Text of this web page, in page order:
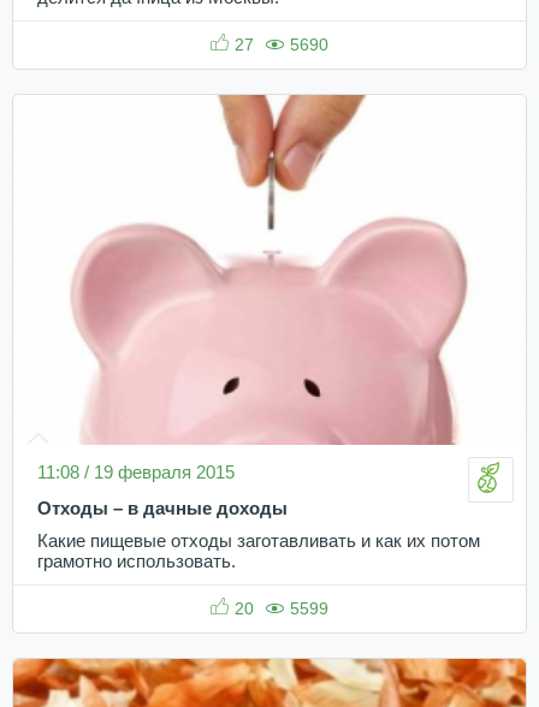
27 5690
11:08 / 19 февраля 2015
Отходы – в дачные доходы
Какие пищевые отходы заготавливать и как их потом
грамотно использовать.
20 5599